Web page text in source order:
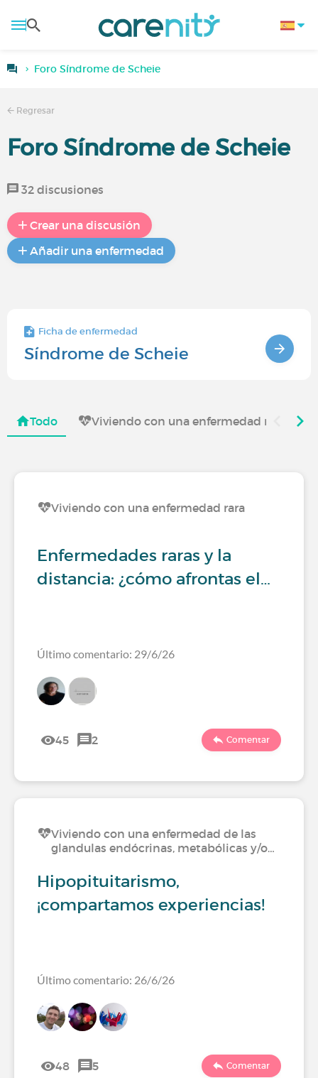
Foro Síndrome de Scheie
Regresar
Foro Síndrome de Scheie
32 discusiones
Crear una discusión
Añadir una enfermedad
Ficha de enfermedad
Síndrome de Scheie
Todo Viviendo con una enfermedad rara
Viviendo con una enfermedad rara
Enfermedades raras y la
distancia: ¿cómo afrontas el…
Último comentario: 29/6/26
45 2 Comentar
Viviendo con una enfermedad de las
glandulas endócrinas, metabólicas y/o…
Hipopituitarismo,
¡compartamos experiencias!
Último comentario: 26/6/26
48 5 Comentar